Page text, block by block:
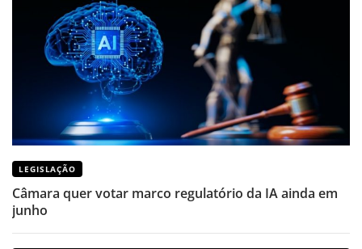
LEGISLAÇÃO
Câmara quer votar marco regulatório da IA ainda em
junho